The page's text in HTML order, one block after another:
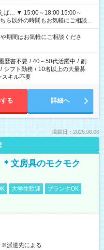
間はお気軽にご相談くださ
歴書不要 / 40～50代活躍中 / 副
/ シフト勤務 / 10名以上の大量募
スキル不要
る 詳細へ
掲載日：2026.08.06
文房具のモクモク
大学生歓迎
ブランクOK
※派遣先による